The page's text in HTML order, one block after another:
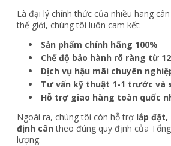
Là đại lý chính thức của nhiều hãng
thế giới, chúng tôi luôn cam kết:
Sản phẩm chính hãng 100%
Chế độ bảo hành rõ ràng từ
Dịch vụ hậu mãi chuyên
Tư vấn kỹ thuật 1-1 trước và
Hỗ trợ giao hàng toàn quốc
Ngoài ra, chúng tôi còn hỗ trợ lắp đặt,
định cân theo đúng quy định của
lượng.